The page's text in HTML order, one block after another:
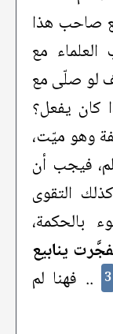
صاحب هذا
العلماء مع
لو صلّى مع
كان يفعل؟
وهو ميّت،
فيجب أن
التقوى
بالحكمة،
ينابيع
3 .. فهنا لم